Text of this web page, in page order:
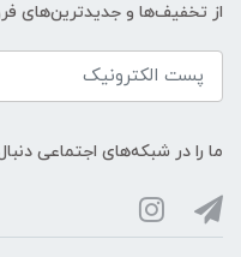
از تخفیف‌ها و جدیدترین‌های
ما را در شبکه‌های اجتماعی